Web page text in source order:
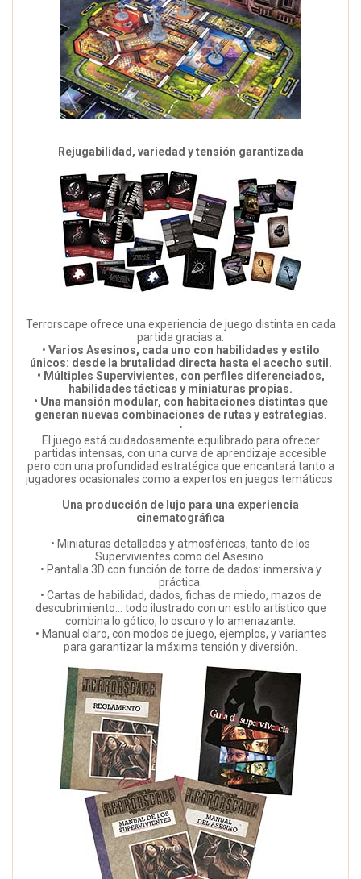
Rejugabilidad, variedad y tensión garantizada
Terrorscape ofrece una experiencia de juego distinta en cada
partida gracias a:
• Varios Asesinos, cada uno con habilidades y estilo
únicos: desde la brutalidad directa hasta el acecho sutil.
• Múltiples Supervivientes, con perfiles diferenciados,
habilidades tácticas y miniaturas propias.
• Una mansión modular, con habitaciones distintas que
generan nuevas combinaciones de rutas y estrategias.
•
El juego está cuidadosamente equilibrado para ofrecer
partidas intensas, con una curva de aprendizaje accesible
pero con una profundidad estratégica que encantará tanto a
jugadores ocasionales como a expertos en juegos temáticos.
Una producción de lujo para una experiencia
cinematográfica
• Miniaturas detalladas y atmosféricas, tanto de los
Supervivientes como del Asesino.
• Pantalla 3D con función de torre de dados: inmersiva y
práctica.
• Cartas de habilidad, dados, fichas de miedo, mazos de
descubrimiento… todo ilustrado con un estilo artístico que
combina lo gótico, lo oscuro y lo amenazante.
• Manual claro, con modos de juego, ejemplos, y variantes
para garantizar la máxima tensión y diversión.